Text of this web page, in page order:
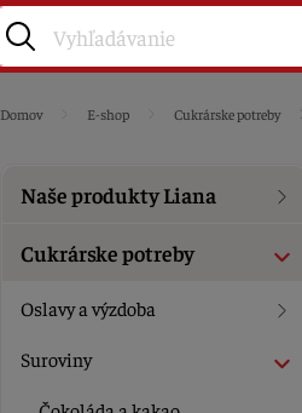
Domov E-shop Cukrárske potreby
Naše produkty Liana
Cukrárske potreby
Oslavy a výzdoba
Suroviny